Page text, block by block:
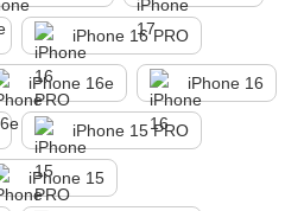
iPhone 16 PRO
iPhone 16e iPhone 16
iPhone 15 PRO
iPhone 15